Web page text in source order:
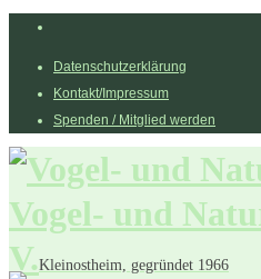
Datenschutzerklärung
Kontakt/Impressum
Spenden / Mitglied werden
Vogel- und
V.Kleinostheim, gegründet 1966